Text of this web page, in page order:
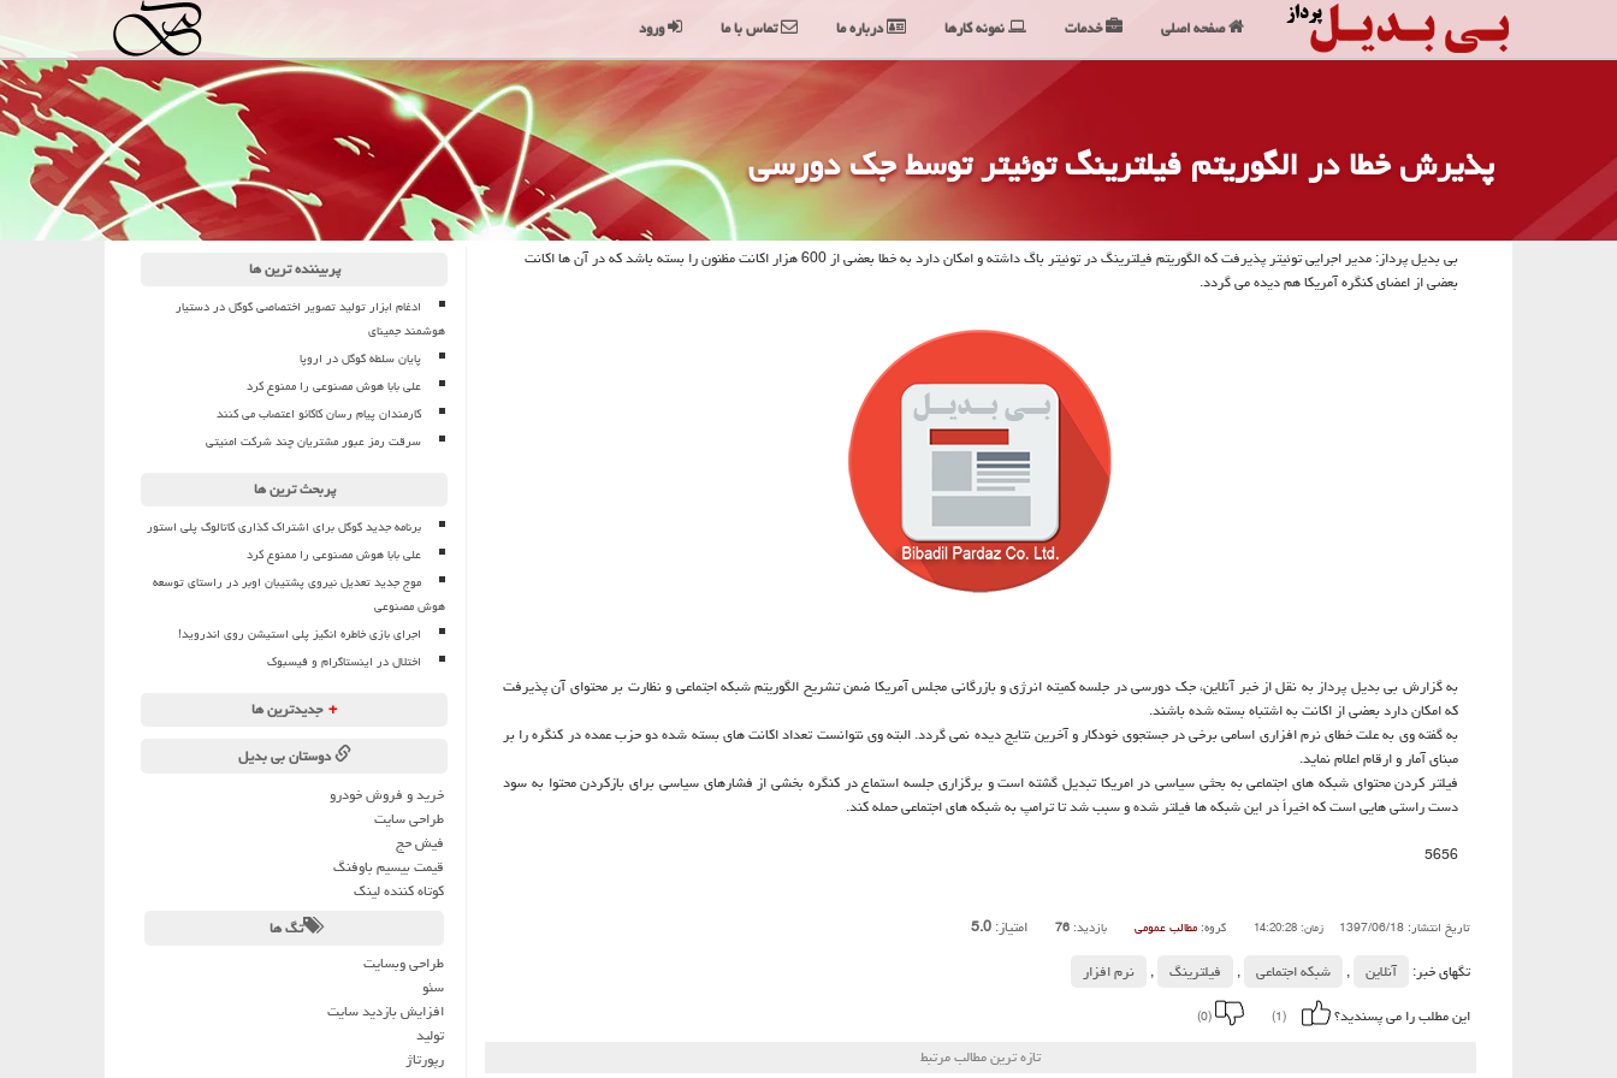
پذیرش خطا در الگوریتم فیلترینگ توئیتر توسط جك دورسی
بی بدیل پرداز: مدیر اجرایی توئیتر پذیرفت كه الگوریتم فیلترینگ در توئیتر باگ داشته و امكان دارد به خطا بعضی از 600 هزار اكانت مظنون را بسته باشد كه در آن ها اكانت
بعضی از اعضای كنگره آمریكا هم دیده می گردد.
به گزارش بی بدیل پرداز به نقل از خبر آنلاین، جك دورسی در جلسه كمیته انرژی و بازرگانی مجلس آمریكا ضمن تشریح الگوریتم شبكه اجتماعی و نظارت بر محتوای آن پذیرفت
كه امكان دارد بعضی از اكانت به اشتباه بسته شده باشند.
به گفته وی به علت خطای نرم افزاری اسامی برخی در جستجوی خودكار و آخرین نتایج دیده نمی گردد. البته وی نتوانست تعداد اكانت های بسته شده دو حزب عمده در كنگره را بر
مبنای آمار و ارقام اعلام نماید.
فیلتر كردن محتوای شبكه های اجتماعی به بحثی سیاسی در امریكا تبدیل گشته است و برگزاری جلسه استماع در كنگره بخشی از فشارهای سیاسی برای بازكردن محتوا به سود
دست راستی هایی است كه اخیراً در این شبكه ها فیلتر شده و سبب شد تا ترامپ به شبكه های اجتماعی حمله كند.
5656
تاریخ انتشار: 1397/06/18 زمان: 14:20:28 گروه: مطالب عمومی بازدید: 76 امتیاز:5.0
تگهای خبر:
آنلاین , شبكه اجتماعی , فیلترینگ ,
نرم افزار
این مطلب را می پسندید؟
(1)
(0)
تازه ترین مطالب مرتبط
پربیننده ترین ها
ادغام ابزار تولید تصویر اختصاصی گوگل در دستیار
هوشمند جمینای
پایان سلطه گوگل در اروپا
علی بابا هوش مصنوعی را ممنوع کرد
کارمندان پیام رسان کاکائو اعتصاب می کنند
سرقت رمز عبور مشتریان چند شرکت امنیتی
پربحث ترین ها
برنامه جدید گوگل برای اشتراک گذاری کاتالوگ پلی استور
علی بابا هوش مصنوعی را ممنوع کرد
موج جدید تعدیل نیروی پشتیبان اوبر در راستای توسعه
هوش مصنوعی
اجرای بازی خاطره انگیز پلی استیشن روی اندروید!
اختلال در اینستاگرام و فیسبوک
+ جدیدترین ها
دوستان بی بدیل
خرید و فروش خودرو
طراحی سایت
فیش حج
قیمت بیسیم باوفنگ
کوتاه کننده لینک
تگ ها
طراحی وبسایت
سئو
افزایش بازدید سایت
تولید
رپورتاژ
صفحه اصلی خدمات نمونه کارها درباره ما تماس با ما ورود